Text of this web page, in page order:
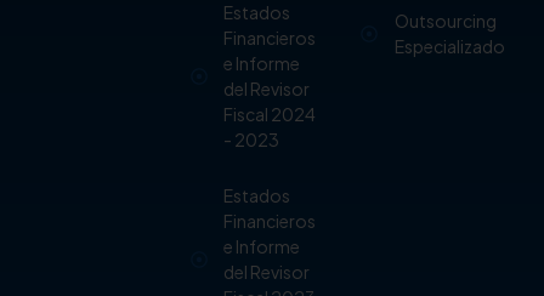
Estados
Financieros
e Informe
del Revisor
Fiscal 2024
- 2023
Estados
Financieros
e Informe
del Revisor
Outsourcing
Especializado